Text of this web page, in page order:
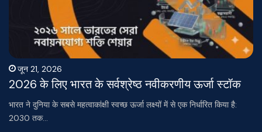
जून 21, 2026
2026 के लिए भारत के सर्वश्रेष्ठ नवीकरणीय ऊर्जा स्टॉक
भारत ने दुनिया के सबसे महत्वाकांक्षी स्वच्छ ऊर्जा लक्ष्यों में से एक निर्धारित किया है:
2030 तक…